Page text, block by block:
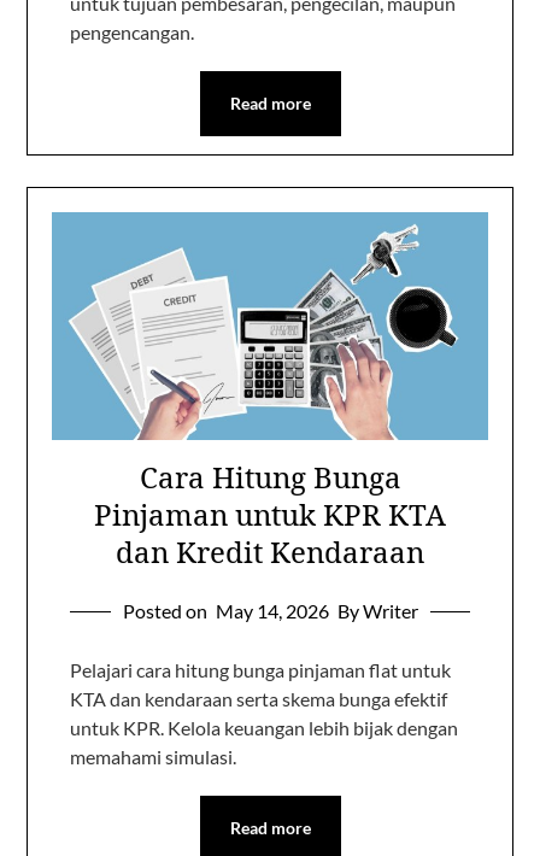
pengencangan.
Read more
Cara Hitung Bunga
Pinjaman untuk KPR KTA
dan Kredit Kendaraan
Posted on May 14, 2026 By Writer
Pelajari cara hitung bunga pinjaman flat untuk
KTA dan kendaraan serta skema bunga efektif
untuk KPR. Kelola keuangan lebih bijak dengan
memahami simulasi.
Read more